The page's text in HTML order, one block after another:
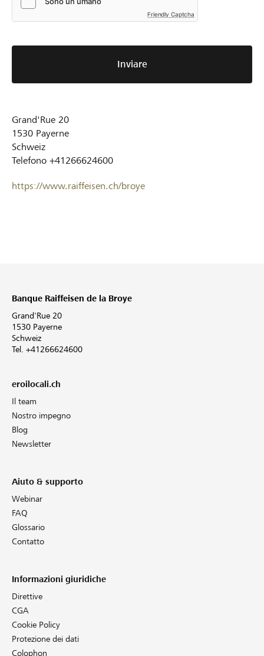
Friendly Captcha
Inviare
Grand'Rue 20
1530 Payerne
Schweiz
Telefono +41266624600
https://www.raiffeisen.ch/broye
Banque Raiffeisen de la Broye
Grand'Rue 20
1530 Payerne
Schweiz
Tel. +41266624600
eroilocali.ch
Il team
Nostro impegno
Blog
Newsletter
Aiuto & supporto
Webinar
FAQ
Glossario
Contatto
Informazioni giuridiche
Direttive
CGA
Cookie Policy
Protezione dei dati
Colophon